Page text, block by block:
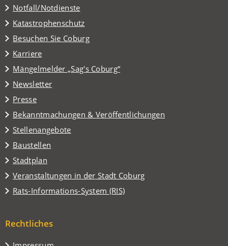
Notfall/Notdienste
Katastrophenschutz
Besuchen Sie Coburg
(Öffnet
in
einem
neuen
Tab)
Karriere
Mängelmelder „Sag's Coburg“
(Öffnet
in
einem
neuen
Tab)
Newsletter
Presse
Bekanntmachungen & Veröffentlichungen
Stellenangebote
Baustellen
Stadtplan
(Öffnet
in
einem
neuen
Veranstaltungen in der Stadt Coburg
(Öffnet
in
einem
Tab)
Rats-Informations-System (RIS)
(Öffnet
neuen
Rechtliches